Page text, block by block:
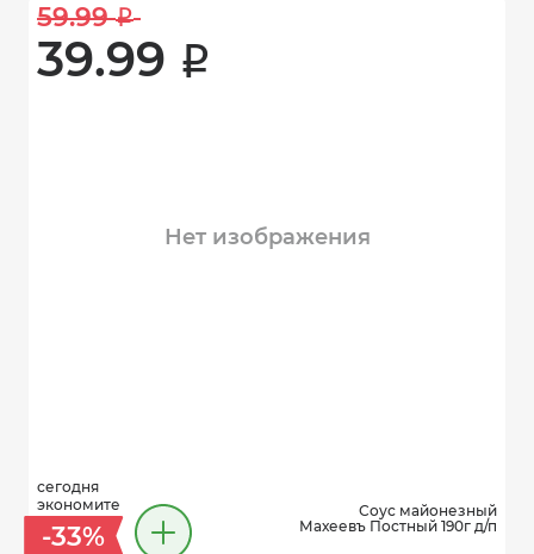
59.99 i
39.99 i
Нет изображения
сегодня
экономите
-33%
Соус майонезный
Махеевъ Постный 190г д/п